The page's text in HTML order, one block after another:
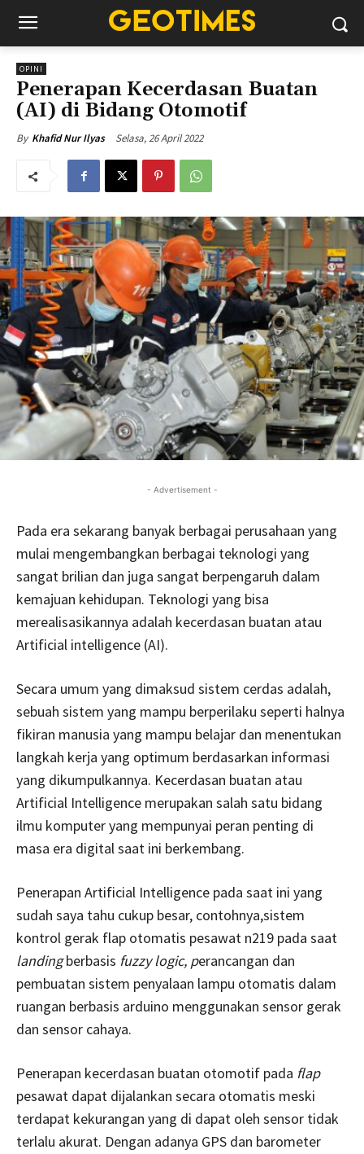
OPINI
Penerapan Kecerdasan Buatan
(AI) di Bidang Otomotif
By Khafid Nur Ilyas Selasa, 26 April 2022
- Advertisement -
Pada era sekarang banyak berbagai perusahaan yang
mulai mengembangkan berbagai teknologi yang
sangat brilian dan juga sangat berpengaruh dalam
kemajuan kehidupan. Teknologi yang bisa
merealisasikannya adalah kecerdasan buatan atau
Artificial intelligence (AI).
Secara umum yang dimaksud sistem cerdas adalah,
sebuah sistem yang mampu berperilaku seperti halnya
fikiran manusia yang mampu belajar dan menentukan
langkah kerja yang optimum berdasarkan informasi
yang dikumpulkannya. Kecerdasan buatan atau
Artificial Intelligence merupakan salah satu bidang
ilmu komputer yang mempunyai peran penting di
masa era digital saat ini berkembang.
Penerapan Artificial Intelligence pada saat ini yang
sudah saya tahu cukup besar, contohnya,sistem
kontrol gerak flap otomatis pesawat n219 pada saat
landingberbasis fuzzy logic, perancangan dan
pembuatan sistem penyalaan lampu otomatis dalam
ruangan berbasis arduino menggunakan sensor gerak
dan sensor cahaya.
Penerapan kecerdasan buatan otomotif pada flap
pesawat dapat dijalankan secara otomatis meski
terdapat kekurangan yang di dapat oleh sensor tidak
terlalu akurat. Dengan adanya GPS dan barometer